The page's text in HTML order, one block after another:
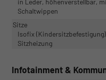
in Leder, höhenverstellbar,
Schaltwippen
Sitze
Isofix
Sitzheizung
Infotainment &